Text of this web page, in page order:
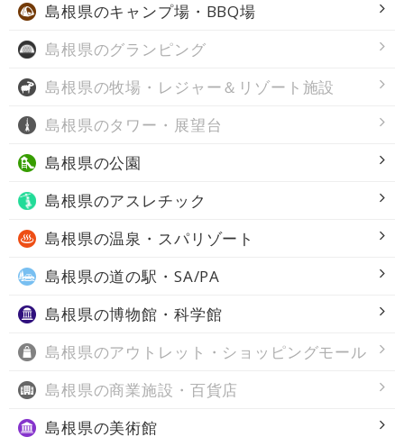
島根県のキャンプ場・BBQ場
島根県のグランピング
島根県の牧場・レジャー＆リゾート施設
島根県のタワー・展望台
島根県の公園
島根県のアスレチック
島根県の温泉・スパリゾート
島根県の道の駅・SA/PA
島根県の博物館・科学館
島根県のアウトレット・ショッピングモール
島根県の商業施設・百貨店
島根県の美術館